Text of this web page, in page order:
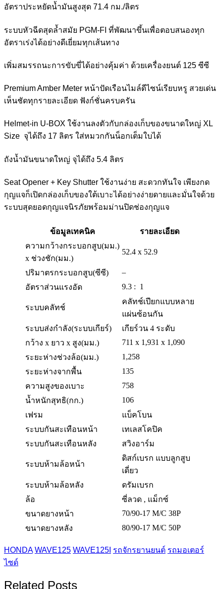
อัตราประหยัดน้ำมันสูงสุด 71.4 กม./ลิตร
ระบบหัวฉีดสุดล้ำสมัย PGM-FI ที่พัฒนาขึ้นเพื่อตอบสนองทุก
อัตราเร่งได้อย่างดีเยี่ยมทุกเส้นทาง
เพิ่มสมรรถนะการขับขี่ได้อย่างคุ้มค่า ด้วยเครื่องยนต์ 125 ซีซี
Premium Amber Meter หน้าปัดเรือนไมล์ดีไซน์เรียบหรู สวยเด่น
เห็นชัดทุกรายละเอียด ฟังก์ชั่นครบครัน
Helmet-in U-BOX ใช้งานลงตัวกับกล่องเก็บของขนาดใหญ่ XL
Size จุได้ถึง 17 ลิตร ใส่หมวกกันน็อกเต็มใบได้
ถังน้ำมันขนาดใหญ่ จุได้ถึง 5.4 ลิตร
Seat Opener + Key Shutter ใช้งานง่าย สะดวกทันใจ เพียงกด
กุญแจก็เปิดกล่องเก็บของใต้เบาะได้อย่างง่ายดายและมั่นใจด้วย
ระบบสุดยอดกุญแจนิรภัยพร้อมม่านปิดช่องกุญแจ
ข้อมูลเทคนิค
รายละเอียด
ความกว้างกระบอกสูบ(มม.)
x ช่วงชัก(มม.)
52.4 x 52.9
ปริมาตรกระบอกสูบ(ซีซี)
–
อัตราส่วนแรงอัด
9.3 : 1
ระบบคลัทช์
คลัทช์เปียกแบบหลาย
แผ่นซ้อนกัน
ระบบส่งกำลัง(ระบบเกียร์)
เกียร์วน 4 ระดับ
กว้าง x ยาว x สูง(มม.)
711 x 1,931 x 1,090
ระยะห่างช่วงล้อ(มม.)
1,258
ระยะห่างจากพื้น
135
ความสูงของเบาะ
758
น้ำหนักสุทธิ(กก.)
106
เฟรม
แบ็คโบน
ระบบกันสะเทือนหน้า
เทเลสโคปิค
ระบบกันสะเทือนหลัง
สวิงอาร์ม
ระบบห้ามล้อหน้า
ดิสก์เบรก แบบลูกสูบ
เดี่ยว
ระบบห้ามล้อหลัง
ดรัมเบรก
ล้อ
ซี่ลวด , แม็กซ์
ขนาดยางหน้า
70/90-17 M/C 38P
ขนาดยางหลัง
80/90-17 M/C 50P
HONDA WAVE125 WAVE125I รถจักรยานยนต์ รถมอเตอร์
ไซด์
Related Posts